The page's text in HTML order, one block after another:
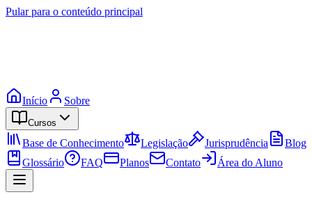
Pular para o conteúdo principal
Início Sobre
Cursos
Base de Conhecimento Legislação Jurisprudência
Blog
Glossário
FAQ Planos Contato Área do Aluno